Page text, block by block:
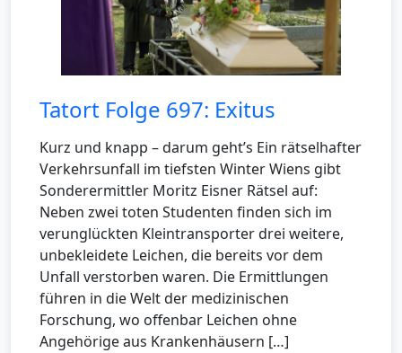
Tatort Folge 697: Exitus
Kurz und knapp – darum geht’s Ein rätselhafter
Verkehrsunfall im tiefsten Winter Wiens gibt
Sonderermittler Moritz Eisner Rätsel auf:
Neben zwei toten Studenten finden sich im
verunglückten Kleintransporter drei weitere,
unbekleidete Leichen, die bereits vor dem
Unfall verstorben waren. Die Ermittlungen
führen in die Welt der medizinischen
Forschung, wo offenbar Leichen ohne
Angehörige aus Krankenhäusern […]